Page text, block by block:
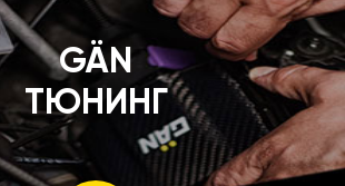
GÄN
ТЮНИНГ